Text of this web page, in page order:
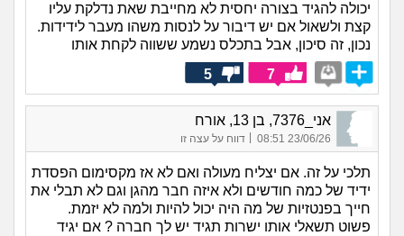
יכולה להגיד בצורה יחסית לא מחייבת שאת נדלקת עליו
קצת ולשאול אם יש דיבור על לנסות משהו מעבר לידידות.
נכון, זה סיכון, אבל בתכלס נשמע ששווה לקחת אותו
7
5
אני_7376, בן 13, אורח
23/06/26 08:51 דווח על עצה זו
תלכי על זה. אם יצליח מעולה ואם לא אז מקסימום הפסדת
ידיד של כמה חודשים ולא איזה חבר מהגן וגם לא תבלי את
חייך בפנטזיות של מה היה יכול להיות ולמה לא יזמת.
פשוט תשאלי אותו ישרות תגיד יש לך חברה ? אם יגיד